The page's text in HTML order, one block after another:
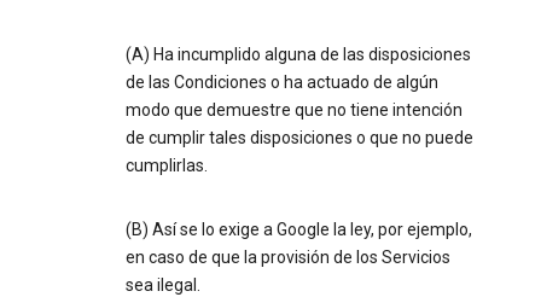
(A) Ha incumplido alguna de las disposiciones
de las Condiciones o ha actuado de algún
modo que demuestre que no tiene intención
de cumplir tales disposiciones o que no puede
cumplirlas.
(B) Así se lo exige a Google la ley, por ejemplo,
en caso de que la provisión de los Servicios
sea ilegal.